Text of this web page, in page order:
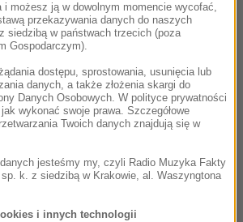
w szpitalu w Kopenhadze.
dociec przyczyn, dlaczego
pracy serca.
i możesz ją w dowolnym momencie wycofać,
przekazywania danych do naszych
siedzibą w państwach trzecich (poza
Gospodarczym).
dostępu, sprostowania, usunięcia lub
danych, a także złożenia skargi do
Danych Osobowych. W polityce prywatności
wykonać swoje prawa. Szczegółowe
Twoich danych znajdują się w
jesteśmy my, czyli Radio Muzyka Fakty
k. z siedzibą w Krakowie, al. Waszyngtona
i innych technologii